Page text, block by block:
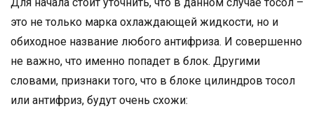
Для начала стоит уточнить, что в данном случае тосол –
это не только марка охлаждающей жидкости, но и
обиходное название любого антифриза. И совершенно
не важно, что именно попадет в блок. Другими
словами, признаки того, что в блоке цилиндров тосол
или антифриз, будут очень схожи: